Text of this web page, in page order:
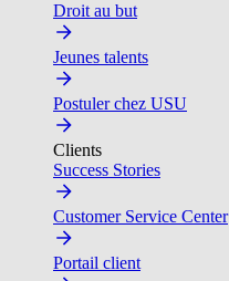
Droit au but
Jeunes talents
Postuler chez USU
Clients
Success Stories
Customer Service Center
Portail client